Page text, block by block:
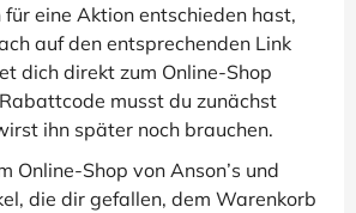
eine Aktion entschieden hast,
auf den entsprechenden Link
dich direkt zum Online-Shop
musst du zunächst
ihn später noch brauchen.
Online-Shop von Anson’s und
die dir gefallen, dem Warenkorb